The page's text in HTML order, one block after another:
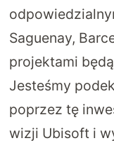
Saguenay,
projektami
Jesteśmy
poprzez tę
wizji Ubisoft i